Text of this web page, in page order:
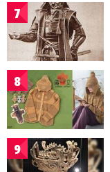
7
8
9